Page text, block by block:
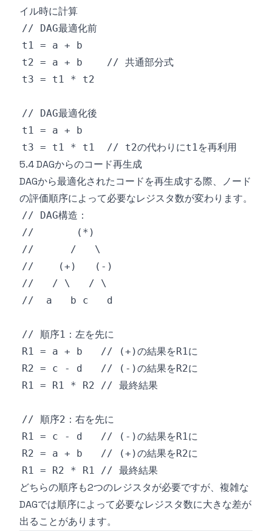
イル時に計算
5.4 DAGからのコード再生成
DAGから最適化されたコードを再生成する際、ノード
の評価順序によって必要なレジスタ数が変わります。
どちらの順序も2つのレジスタが必要ですが、複雑な
DAGでは順序によって必要なレジスタ数に大きな差が
出ることがあります。